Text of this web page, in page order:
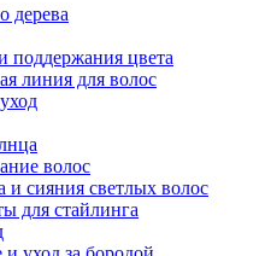
дерева
поддержания цвета
линия для волос
волос
и сияния светлых волос
для стайлинга